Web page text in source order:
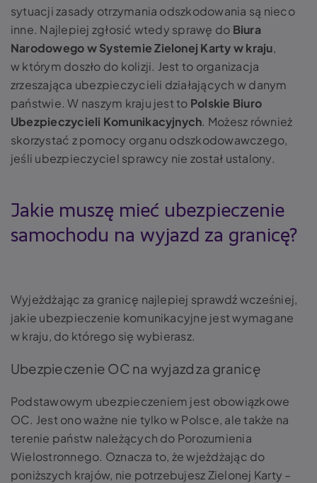
sytuacji zasady otrzymania odszkodowania są nieco
inne. Najlepiej zgłosić wtedy sprawę do Biura
Narodowego w Systemie Zielonej Karty w kraju,
w którym doszło do kolizji. Jest to organizacja
zrzeszająca ubezpieczycieli działających w danym
państwie. W naszym kraju jest to Polskie Biuro
Ubezpieczycieli Komunikacyjnych. Możesz również
skorzystać z pomocy organu odszkodowawczego,
jeśli ubezpieczyciel sprawcy nie został ustalony.
Jakie muszę mieć ubezpieczenie
samochodu na wyjazd za granicę?
Wyjeżdżając za granicę najlepiej sprawdź wcześniej,
jakie ubezpieczenie komunikacyjne jest wymagane
w kraju, do którego się wybierasz.
Ubezpieczenie OC na wyjazd za granicę
Podstawowym ubezpieczeniem jest obowiązkowe
OC. Jest ono ważne nie tylko w Polsce, ale także na
terenie państw należących do Porozumienia
Wielostronnego. Oznacza to, że wjeżdżając do
poniższych krajów, nie potrzebujesz Zielonej Karty –